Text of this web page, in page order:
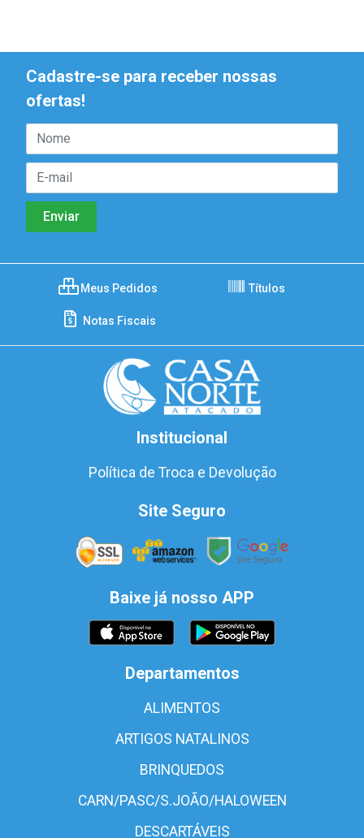
Cadastre-se para receber nossas
ofertas!
Meus Pedidos Títulos
Notas Fiscais
Institucional
Política de Troca e Devolução
Site Seguro
Baixe já nosso APP
Departamentos
ALIMENTOS
ARTIGOS NATALINOS
BRINQUEDOS
CARN/PASC/S.JOÃO/HALOWEEN
DESCARTÁVEIS